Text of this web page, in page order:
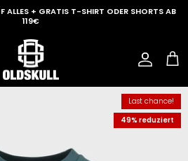
ALLES + GRATIS T-SHIRT ODER SHORTS AB
119€
Konto
Last chance!
49% reduziert